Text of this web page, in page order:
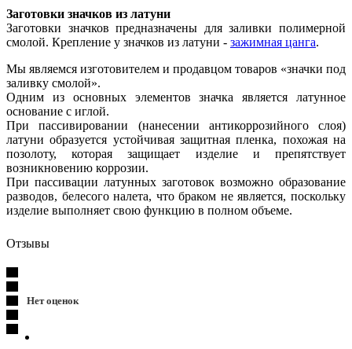
Заготовки значков из латуни
Заготовки значков предназначены для заливки полимерной
смолой. Крепление у значков из латуни - зажимная цанга.
Мы являемся изготовителем и продавцом товаров «значки под
заливку смолой».
Одним из основных элементов значка является латунное
основание с иглой.
При пассивировании (нанесении антикоррозийного слоя)
латуни образуется устойчивая защитная пленка, похожая на
позолоту, которая защищает изделие и препятствует
возникновению коррозии.
При пассивации латунных заготовок возможно образование
разводов, белесого налета, что браком не является, поскольку
изделие выполняет свою функцию в полном объеме.
Отзывы
Нет оценок